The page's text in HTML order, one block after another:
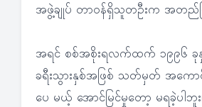
အဖွဲ့ချုပ် တာဝန်ရှိသူတဦးက အတည်ပ
အရင် စစ်အစိုးရလက်ထက် ၁၉၉၆ ခုနှ
ခရီးသွားနှစ်အဖြစ် သတ်မှတ် အကေ
ပေ မယ့် အောင်မြင်မှုတော့ မရခဲ့ပါဘူး